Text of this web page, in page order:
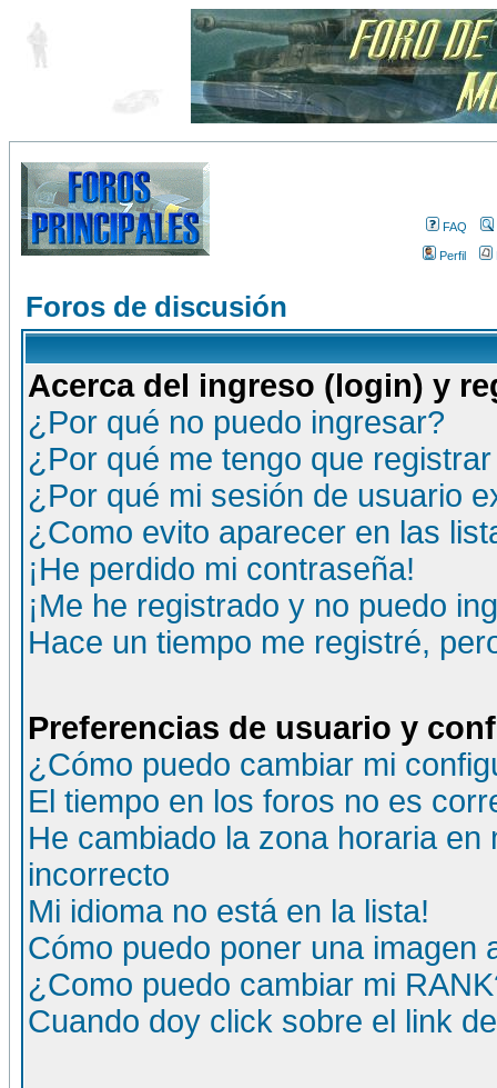
FAQ
Perfil
Foros de discusión
Acerca del ingreso (login) y
¿Por qué no puedo ingresar?
¿Por qué me tengo que
¿Por qué mi sesión de usuario
¿Como evito aparecer en las
¡He perdido mi contraseña!
¡Me he registrado y no puedo
Hace un tiempo me registré,
Preferencias de usuario y
¿Cómo puedo cambiar mi
El tiempo en los foros no es
He cambiado la zona horaria
incorrecto
Mi idioma no está en la lista!
Cómo puedo poner una imagen
¿Como puedo cambiar mi
Cuando doy click sobre el link